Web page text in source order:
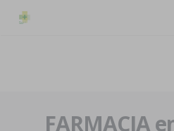
La farmacia
FARMACIA